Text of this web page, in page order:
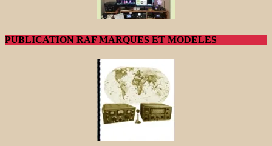
PUBLICATION RAF MARQUES ET MODELES